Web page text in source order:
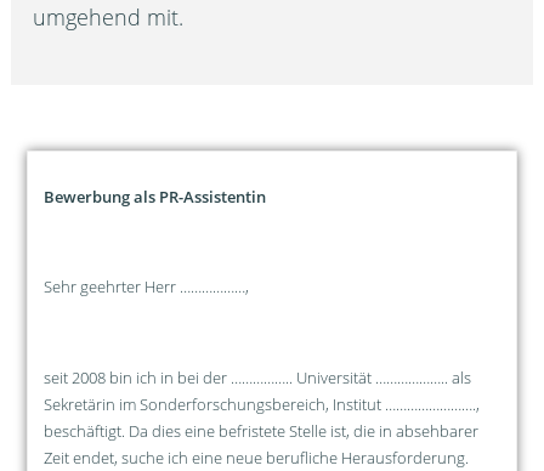
umgehend mit.
Bewerbung als PR-Assistentin
Sehr geehrter Herr ………………,
seit 2008 bin ich in bei der …………….. Universität ……………….. als
Sekretärin im Sonderforschungsbereich, Institut …………………….,
beschäftigt. Da dies eine befristete Stelle ist, die in absehbarer
Zeit endet, suche ich eine neue berufliche Herausforderung.